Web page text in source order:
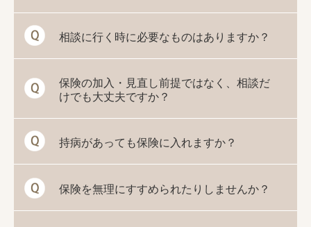
相談に行く時に必要なものはありますか？
保険の加入・見直し前提ではなく、相談だ
けでも大丈夫ですか？
持病があっても保険に入れますか？
保険を無理にすすめられたりしませんか？